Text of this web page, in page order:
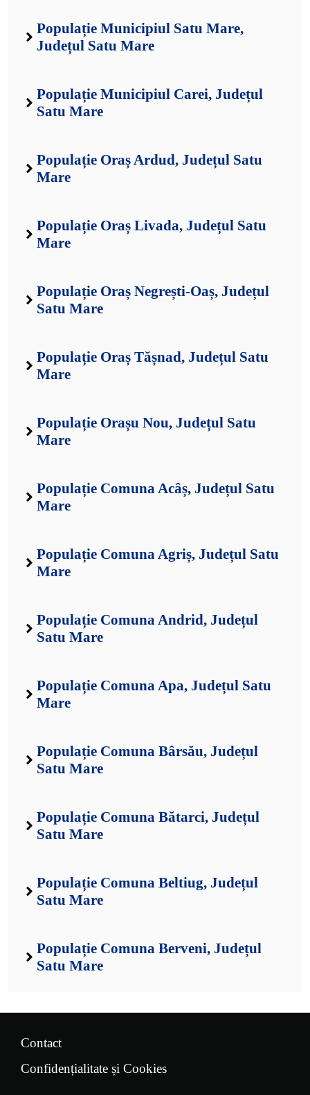
Populație Municipiul Satu Mare,
Județul Satu Mare
Populație Municipiul Carei, Județul
Satu Mare
Populație Oraș Ardud, Județul Satu
Mare
Populație Oraș Livada, Județul Satu
Mare
Populație Oraș Negrești-Oaș, Județul
Satu Mare
Populație Oraș Tășnad, Județul Satu
Mare
Populație Orașu Nou, Județul Satu
Mare
Populație Comuna Acâș, Județul Satu
Mare
Populație Comuna Agriș, Județul Satu
Mare
Populație Comuna Andrid, Județul
Satu Mare
Populație Comuna Apa, Județul Satu
Mare
Populație Comuna Bârsău, Județul
Satu Mare
Populație Comuna Bătarci, Județul
Satu Mare
Populație Comuna Beltiug, Județul
Satu Mare
Populație Comuna Berveni, Județul
Satu Mare
Contact
Confidențialitate și Cookies